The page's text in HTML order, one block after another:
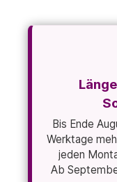
Bis Ende
Werktage
jeden
Ab